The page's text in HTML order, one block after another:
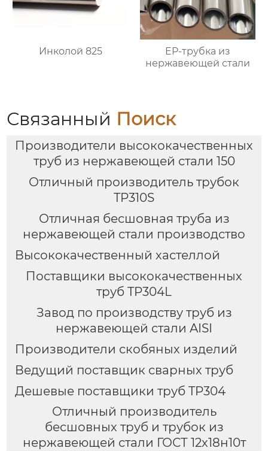
Инколой 825
EP-трубка из
нержавеющей стали
Связанный Поиск
Производители высококачественных
труб из нержавеющей стали 150
Отличный производитель трубок
TP310S
Отличная бесшовная труба из
нержавеющей стали производство
Высококачественный хастеллой
Поставщики высококачественных
труб TP304L
Завод по производству труб из
нержавеющей стали AISI
Производители скобяных изделий
Ведущий поставщик сварных труб
Дешевые поставщики труб TP304
Отличный производитель
бесшовных труб и трубок из
нержавеющей стали ГОСТ 12х18н10т